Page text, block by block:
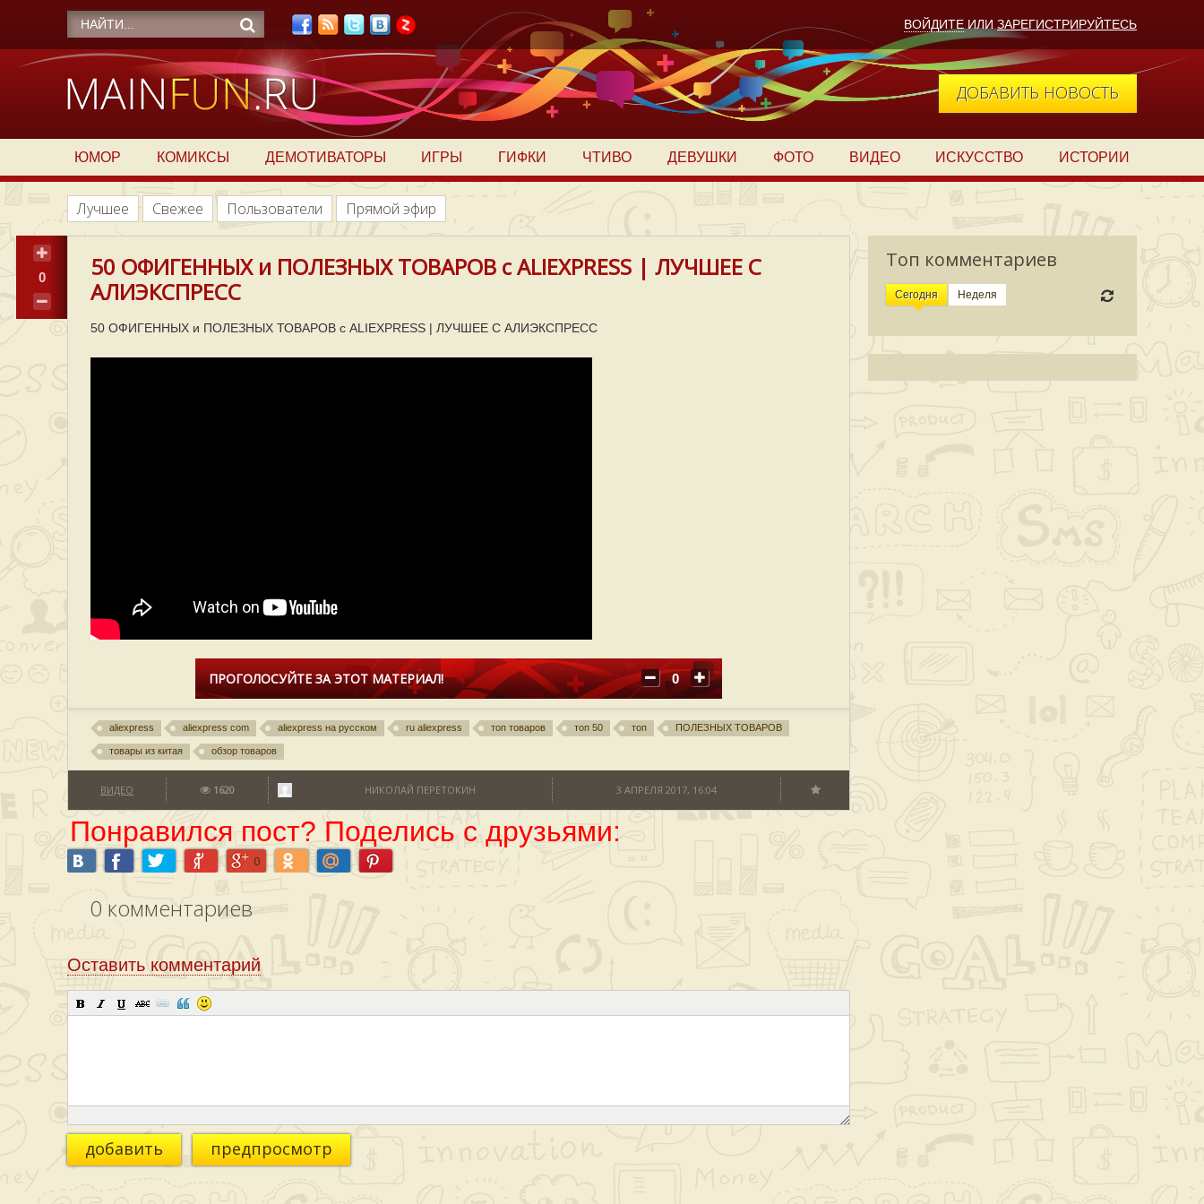
ВОЙДИТЕ ИЛИ ЗАРЕГИСТРИРУЙТЕСЬ
ДОБАВИТЬ НОВОСТЬ
ЮМОР КОМИКСЫ ДЕМОТИВАТОРЫ ИГРЫ ГИФКИ ЧТИВО ДЕВУШКИ ФОТО ВИДЕО ИСКУССТВО ИСТОРИИ
Лучшее Свежее Пользователи Прямой эфир
Топ комментариев
Сегодня Неделя
0
50 ОФИГЕННЫХ и ПОЛЕЗНЫХ ТОВАРОВ с ALIEXPRESS | ЛУЧШЕЕ С
АЛИЭКСПРЕСС
50 ОФИГЕННЫХ и ПОЛЕЗНЫХ ТОВАРОВ с ALIEXPRESS | ЛУЧШЕЕ С АЛИЭКСПРЕСС
ПРОГОЛОСУЙТЕ ЗА ЭТОТ МАТЕРИАЛ! 0
aliexpress aliexpress com aliexpress на русском ru aliexpress топ товаров топ 50 топ ПОЛЕЗНЫХ ТОВАРОВ
товары из китая обзор товаров
ВИДЕО 1620 НИКОЛАЙ ПЕРЕТОКИН 3 АПРЕЛЯ 2017, 16:04
Понравился пост? Поделись с друзьями:
0
0 комментариев
Оставить комментарий
добавить предпросмотр